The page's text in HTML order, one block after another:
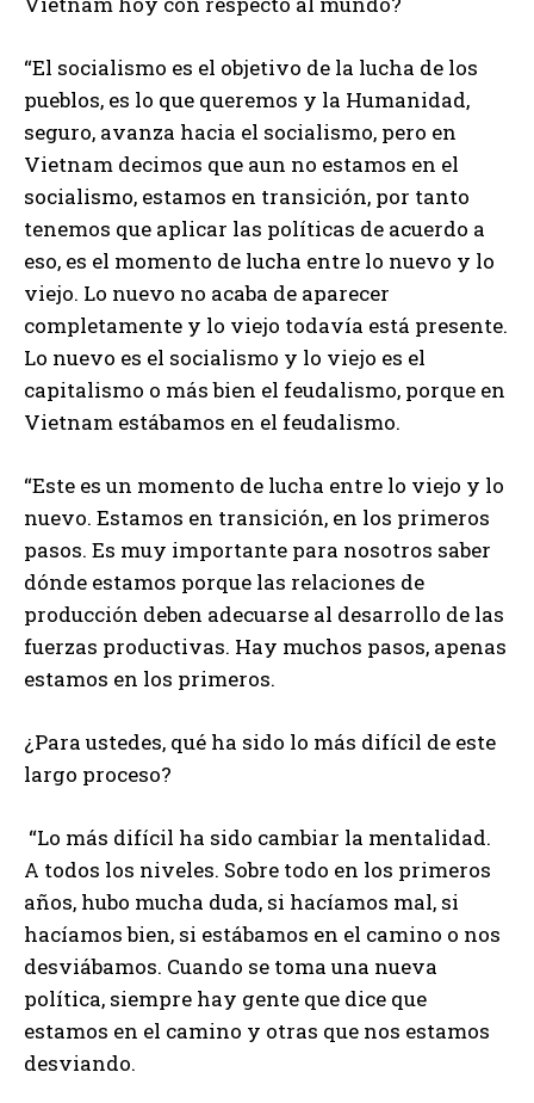
“El socialismo es el objetivo de la lucha de los
pueblos, es lo que queremos y la Humanidad,
seguro, avanza hacia el socialismo, pero en
Vietnam decimos que aun no estamos en el
socialismo, estamos en transición, por tanto
tenemos que aplicar las políticas de acuerdo a
eso, es el momento de lucha entre lo nuevo y lo
viejo. Lo nuevo no acaba de aparecer
completamente y lo viejo todavía está presente.
Lo nuevo es el socialismo y lo viejo es el
capitalismo o más bien el feudalismo, porque en
Vietnam estábamos en el feudalismo.
“Este es un momento de lucha entre lo viejo y lo
nuevo. Estamos en transición, en los primeros
pasos. Es muy importante para nosotros saber
dónde estamos porque las relaciones de
producción deben adecuarse al desarrollo de las
fuerzas productivas. Hay muchos pasos, apenas
estamos en los primeros.
¿Para ustedes, qué ha sido lo más difícil de este
largo proceso?
“Lo más difícil ha sido cambiar la mentalidad.
A todos los niveles. Sobre todo en los primeros
años, hubo mucha duda, si hacíamos mal, si
hacíamos bien, si estábamos en el camino o nos
desviábamos. Cuando se toma una nueva
política, siempre hay gente que dice que
estamos en el camino y otras que nos estamos
desviando.